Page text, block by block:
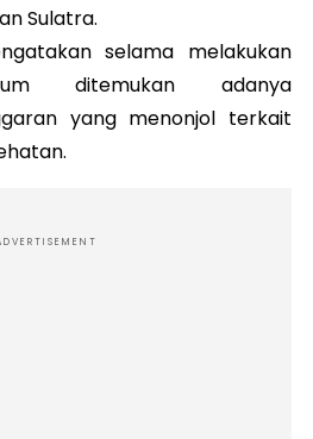
Sulatra.
selama melakukan
ditemukan adanya
yang menonjol terkait